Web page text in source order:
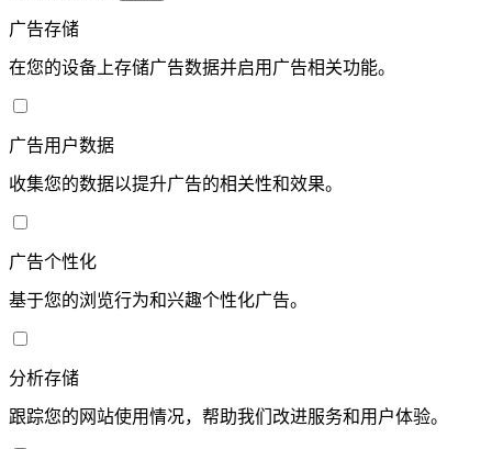
广告存储
在您的设备上存储广告数据并启用广告相关功能。
广告用户数据
收集您的数据以提升广告的相关性和效果。
广告个性化
基于您的浏览行为和兴趣个性化广告。
分析存储
跟踪您的网站使用情况，帮助我们改进服务和用户体验。